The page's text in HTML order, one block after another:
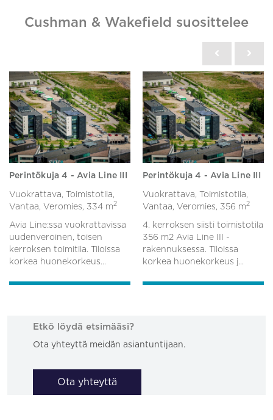
Cushman & Wakefield suosittelee
Perintökuja 4 - Avia Line III
Vuokrattava, Toimistotila,
Vantaa, Veromies, 334 m2
Avia Line:ssa vuokrattavissa
uudenveroinen, toisen
kerroksen toimitila. Tiloissa
korkea huonekorkeus...
Perintökuja 4 - Avia Line III
Vuokrattava, Toimistotila,
Vantaa, Veromies, 356 m2
4. kerroksen siisti toimistotila
356 m2 Avia Line III -
rakennuksessa. Tiloissa
korkea huonekorkeus j...
Etkö löydä etsimääsi?
Ota yhteyttä meidän asiantuntijaan.
Ota yhteyttä